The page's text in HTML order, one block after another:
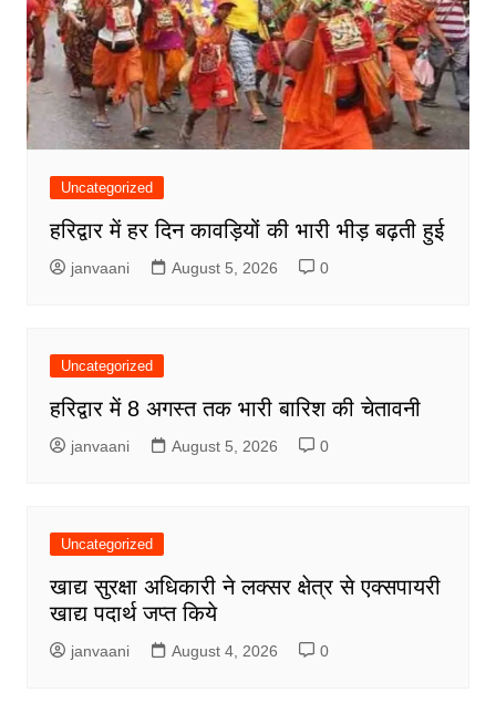
Uncategorized
हरिद्वार में हर दिन कावड़ियों की भारी भीड़ बढ़ती हुई
janvaani August 5, 2026 0
Uncategorized
हरिद्वार में 8 अगस्त तक भारी बारिश की चेतावनी
janvaani August 5, 2026 0
Uncategorized
खाद्य सुरक्षा अधिकारी ने लक्सर क्षेत्र से एक्सपायरी
खाद्य पदार्थ जप्त किये
janvaani August 4, 2026 0